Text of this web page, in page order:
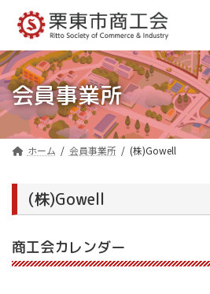
ン
ツ
へ
ス
キ
ッ
ー
シ
ョ
ン
に
移
会員事業所
ホーム 会員事業所 (株)Gowell
(株)Gowell
商工会カレンダー